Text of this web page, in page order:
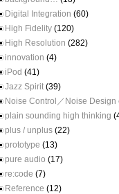
Digital Integration (60)
High Fidelity (120)
High Resolution (282)
innovation (4)
iPod (41)
Jazz Spirit (39)
Noise Control／Noise Design
plain sounding high thinking
plus / unplus (22)
prototype (13)
pure audio (17)
re:code (7)
Reference (12)